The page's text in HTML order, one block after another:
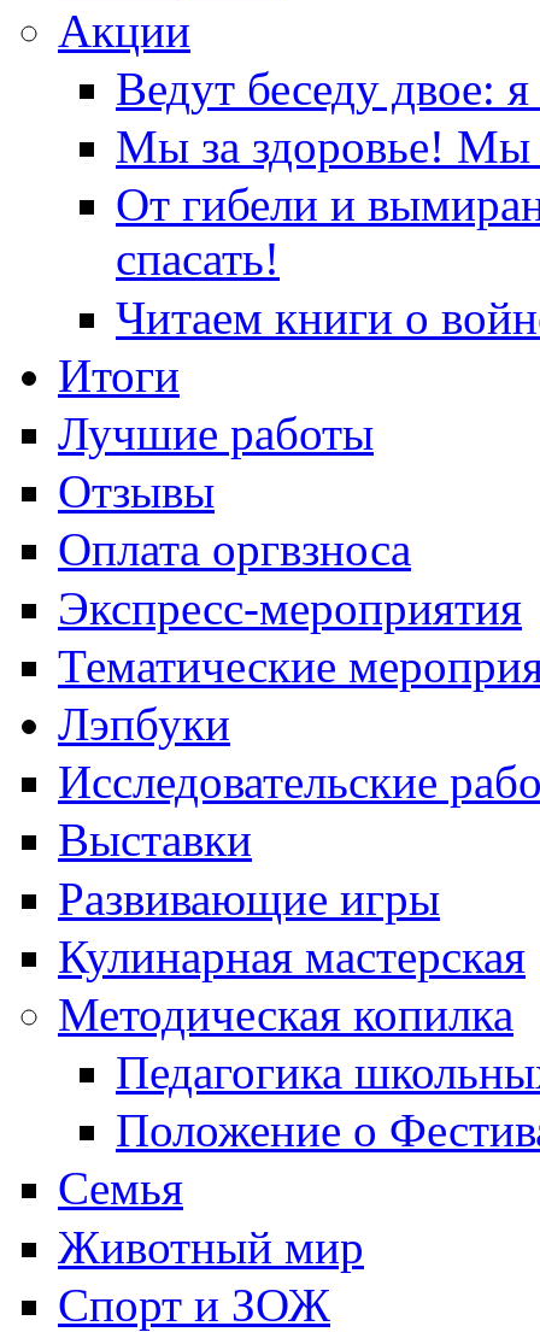
Акции
Ведут беседу двое:
Мы за здоровье! Мы
От гибели и
спасать!
Читаем книги о
Итоги
Лучшие работы
Отзывы
Оплата оргвзноса
Экспресс-мероприятия
Тематические
Лэпбуки
Исследовательские
Выставки
Развивающие игры
Кулинарная мастерская
Методическая копилка
Педагогика
Положение о
Семья
Животный мир
Спорт и ЗОЖ